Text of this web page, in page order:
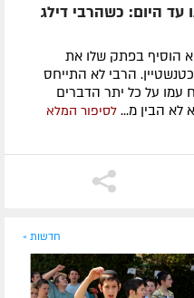
עד היום: כשהרבי דילג
הוסיף בפתק שלו את
הרבי לא התייחס
עמו על כל יתר הדברים
לא הבין מ... לסיפור המלא
חדשות »